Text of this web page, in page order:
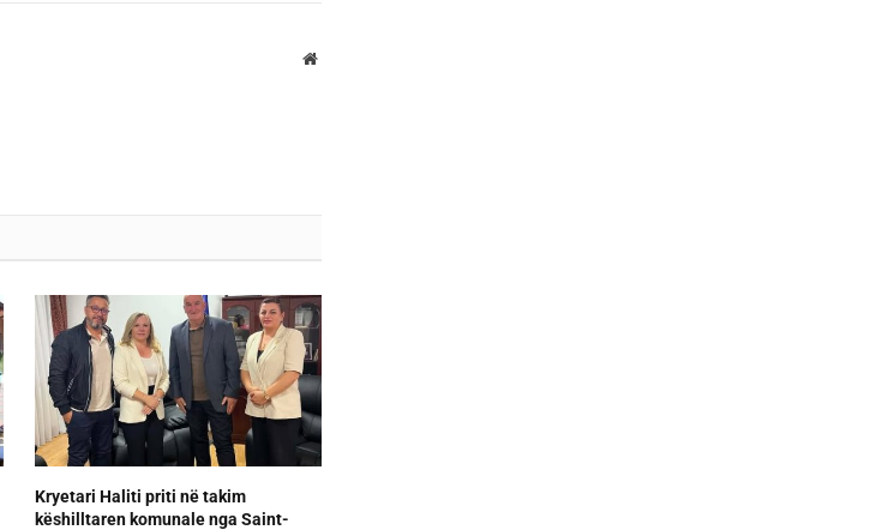
Website
Kryetari Haliti priti në takim
këshilltaren komunale nga Saint-